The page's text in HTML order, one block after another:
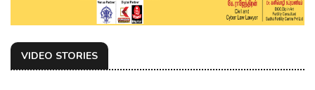
VIDEO STORIES